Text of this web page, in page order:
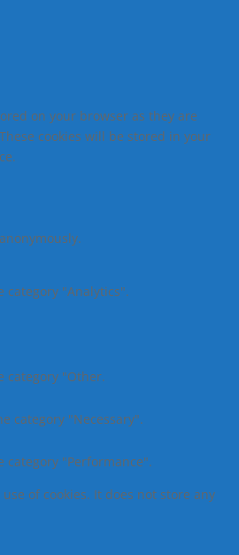
on your browser as they are
cookies will be stored in your
category "Analytics".
category "Other.
category "Necessary".
category "Performance".
of cookies. It does not store any